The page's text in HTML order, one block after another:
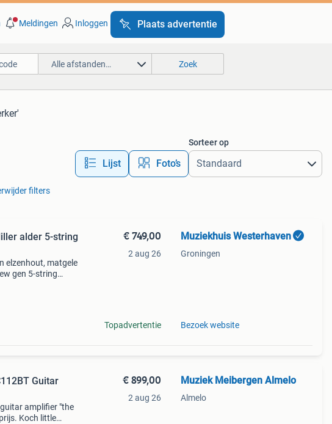
Meldingen Inloggen Plaats advertentie
Alle afstanden… Zoek
Lijst Foto’s
Sorteer op
filters
alder 5-string
elzenhout, matgele
gen 5-string
€ 749,00
2 aug 26
Topadvertentie
Muziekhuis Westerhaven
Groningen
Bezoek website
Guitar
amplifier "the
Koch little
€ 899,00
2 aug 26
Muziek Meibergen Almelo
Almelo